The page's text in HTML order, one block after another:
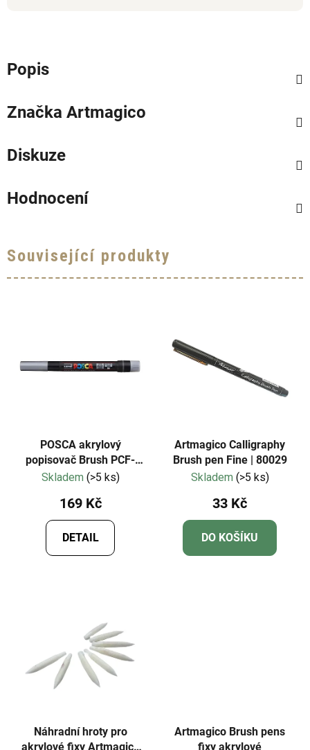
Popis
Značka Artmagico
Diskuze
Hodnocení
Související produkty
POSCA akrylový
popisovač Brush PCF-
350
Skladem (>5 ks)
169 Kč
DETAIL
Artmagico Calligraphy
Brush pen Fine | 80029
Skladem (>5 ks)
33 Kč
DO KOŠÍKU
Náhradní hroty pro
akrylové fixy Artmagico
Artmagico Brush pens
fixy akrylové